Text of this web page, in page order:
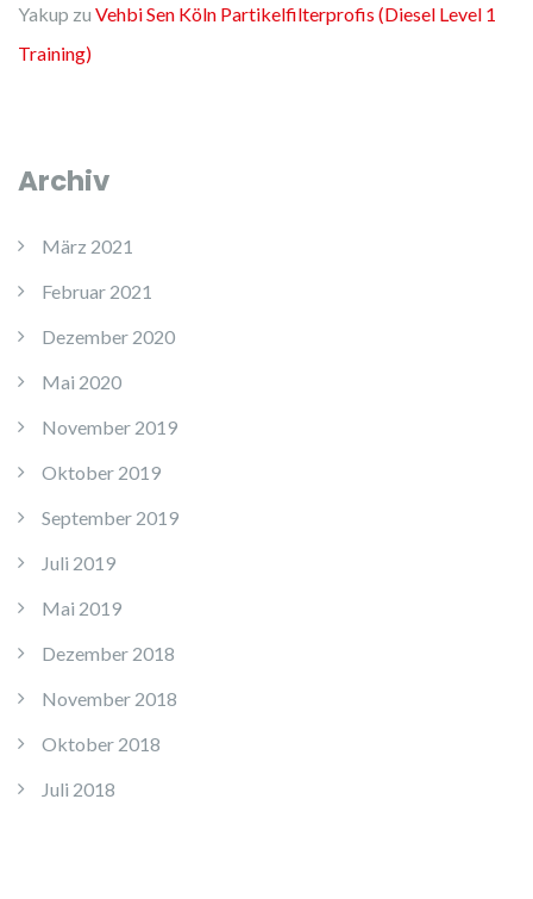
Yakup zu Vehbi Sen Köln Partikelfilterprofis (Diesel Level 1
Training)
Archiv
März 2021
Februar 2021
Dezember 2020
Mai 2020
November 2019
Oktober 2019
September 2019
Juli 2019
Mai 2019
Dezember 2018
November 2018
Oktober 2018
Juli 2018